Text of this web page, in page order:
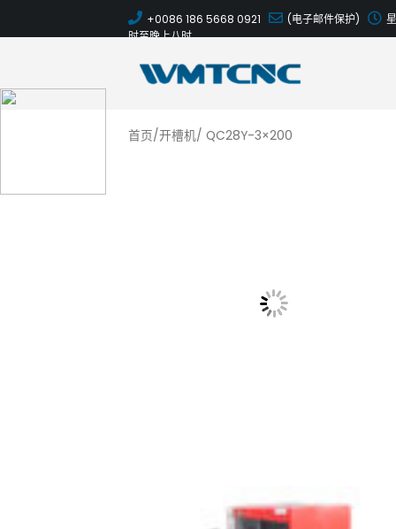
+0086 186 5668 0921 (电子邮件保护)
时至晚上八时
首页/开槽机/ QC28Y-3×200